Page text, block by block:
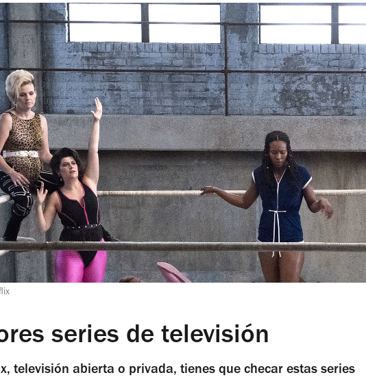
series de televisión
televisión abierta o privada, tienes que checar estas series